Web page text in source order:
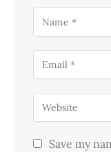
Save my